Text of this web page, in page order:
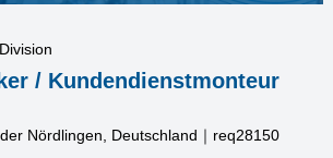
/ Kundendienstmonteur
Nördlingen, Deutschland｜req28150